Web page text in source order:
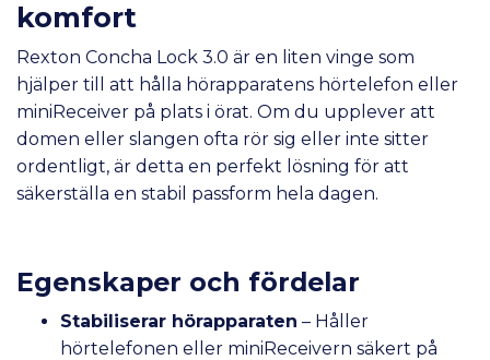
komfort
Rexton Concha Lock 3.0 är en liten vinge som
hjälper till att hålla hörapparatens hörtelefon eller
miniReceiver på plats i örat. Om du upplever att
domen eller slangen ofta rör sig eller inte sitter
ordentligt, är detta en perfekt lösning för att
säkerställa en stabil passform hela dagen.
Egenskaper och fördelar
Stabiliserar hörapparaten – Håller
hörtelefonen eller miniReceivern säkert på